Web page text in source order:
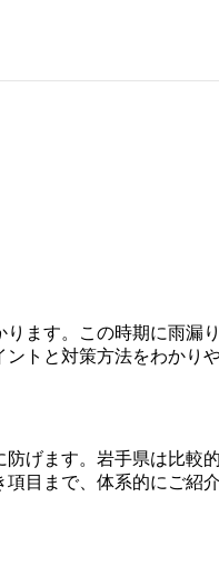
ます。この時期に雨漏
トと対策方法をわかり
げます。岩手県は比較
目まで、体系的にご紹